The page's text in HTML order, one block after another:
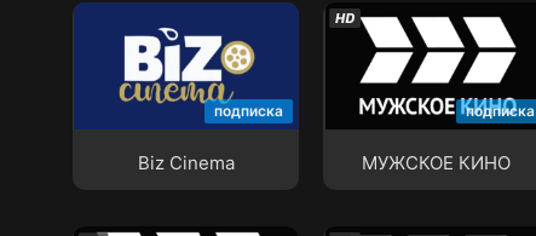
подписка
Biz Cinema
подписка
МУЖСКОЕ КИНО
МУЖСКОЕ КИНО